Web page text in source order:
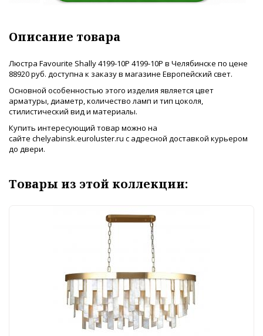
Описание товара
Люстра Favourite Shally 4199-10P 4199-10P в Челябинске по цене
88920 руб. доступна к заказу в магазине Европейский свет.
Основной особенностью этого изделия является цвет
арматуры, диаметр, количество ламп и тип цоколя,
стилистический вид и материалы.
Купить интересующий товар можно на
сайте chelyabinsk.euroluster.ru с адресной доставкой курьером
до двери.
Товары из этой коллекции: